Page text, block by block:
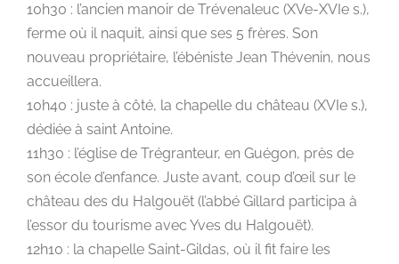
10h30 : l’ancien manoir de Trévenaleuc (XVe-XVIe s.),
ferme où il naquit, ainsi que ses 5 frères. Son
nouveau propriétaire, l’ébéniste Jean Thévenin, nous
accueillera.
10h40 : juste à côté, la chapelle du château (XVIe s.),
dédiée à saint Antoine.
11h30 : l’église de Trégranteur, en Guégon, près de
son école d’enfance. Juste avant, coup d’œil sur le
château des du Halgouët (l’abbé Gillard participa à
l’essor du tourisme avec Yves du Halgouët).
12h10 : la chapelle Saint-Gildas, où il fit faire les